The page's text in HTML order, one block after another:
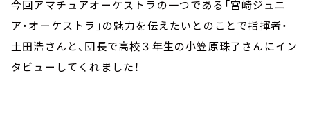
今回アマチュアオーケストラの一つである「宮崎ジュニ
ア・オーケストラ」の魅力を伝えたいとのことで指揮者・
土田浩さんと、団長で高校３年生の小笠原珠了さんにイン
タビューしてくれました！